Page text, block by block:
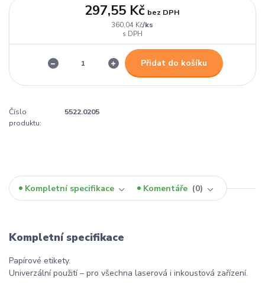
360,04 Kč/ks
297,55 Kč bez DPH
Přidat do košíku
Číslo
produktu:
5522.0205
Kompletní specifikace Komentáře 0
Kompletní specifikace
Papírové etikety.
Univerzální použití – pro všechna laserová i inkoustová zařízení.